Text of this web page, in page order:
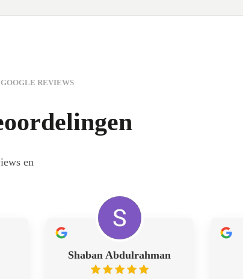
GOOGLE REVIEWS
en
Shaban Abdulrahman